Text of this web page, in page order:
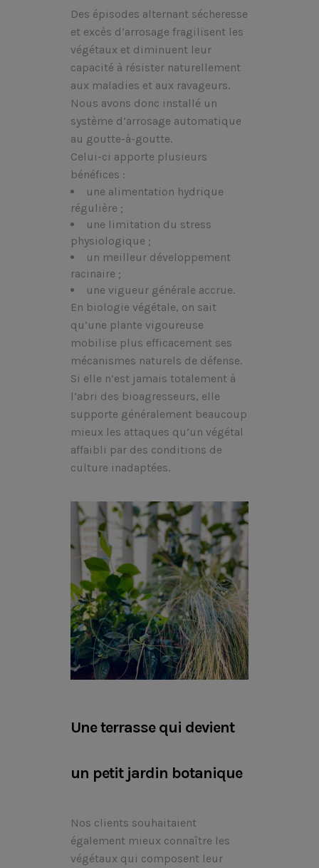
Des épisodes alternant sécheresse
et excès d’arrosage fragilisent les
végétaux et diminuent leur
capacité à résister naturellement
aux maladies et aux ravageurs.
Nous avons donc installé un
système d’arrosage automatique
au goutte-à-goutte.
Celui-ci apporte plusieurs
bénéfices :
une alimentation hydrique
régulière ;
une limitation du stress
physiologique ;
un meilleur développement
racinaire ;
une vigueur générale accrue.
En biologie végétale, on sait
qu’une plante vigoureuse
mobilise plus efficacement ses
mécanismes naturels de défense.
Si elle n’est jamais totalement à
l’abri des bioagresseurs, elle
supporte généralement beaucoup
mieux les attaques qu’un végétal
affaibli par des conditions de
culture inadaptées.
Une terrasse qui devient
un petit jardin botanique
Nos clients souhaitaient
également mieux connaître les
végétaux qui composent leur